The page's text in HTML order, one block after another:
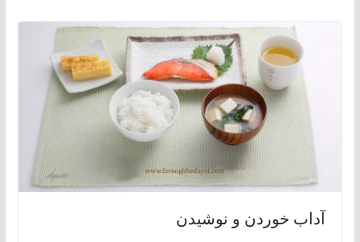
آداب خوردن و نوشیدن